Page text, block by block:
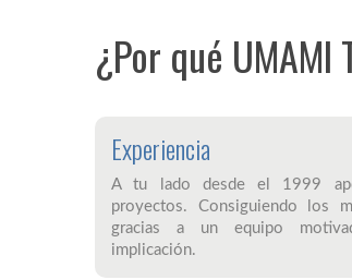
¿Por qué UMAMI
Experiencia
A tu lado desde el 1999
proyectos. Consiguiendo los
gracias a un equipo
implicación.